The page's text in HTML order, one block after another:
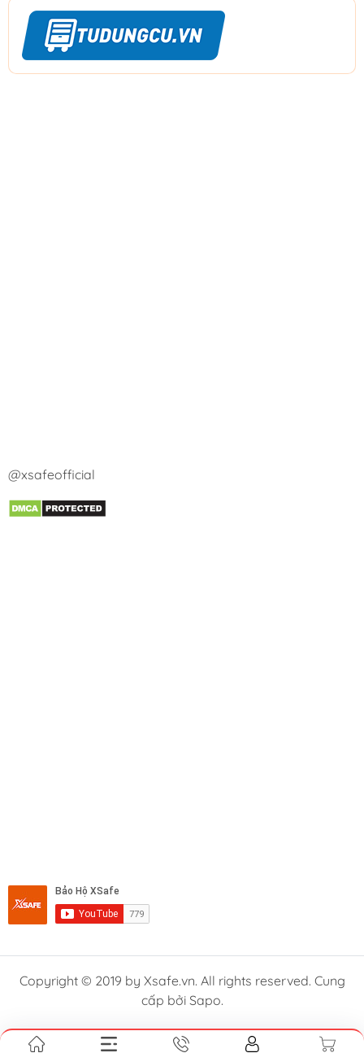
@xsafeofficial
Copyright © 2019 by Xsafe.vn. All rights reserved. Cung
cấp bởi Sapo.